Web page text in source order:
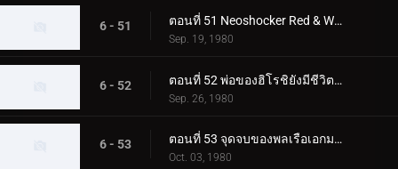
6 - 51 ตอนที่ 51 Neoshocker Red & White ศึกตัดสินแห่งความตายครั้งยิ่งใหญ่
Sep. 19, 1980
6 - 52 ตอนที่ 52 พ่อของฮิโรชิยังมีชีวิตอยู่! ในฐานะมนุษย์ที่เปลี่ยนแปลงไป FX777
Sep. 26, 1980
6 - 53 ตอนที่ 53 จุดจบของพลเรือเอกมาจิน! และตัวตนที่แท้จริงของผู้นำที่ยิ่งใหญ่
Oct. 03, 1980